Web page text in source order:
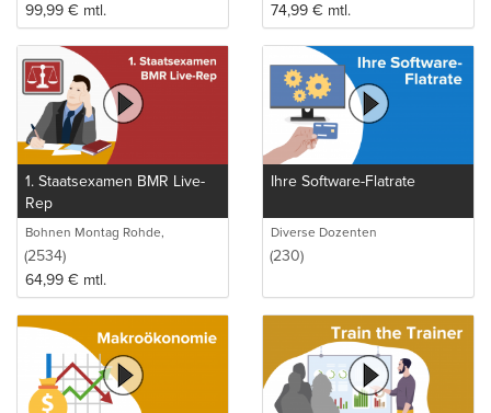
99,99 € mtl.
74,99 € mtl.
1. Staatsexamen BMR Live-
Rep
Bohnen Montag Rohde,
Juristische Intensivlehrgänge
(2534)
64,99 € mtl.
Ihre Software-Flatrate
Diverse Dozenten
(230)